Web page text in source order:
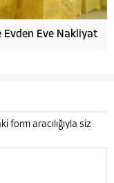
Evden Eve Nakliyat
form aracılığıyla siz